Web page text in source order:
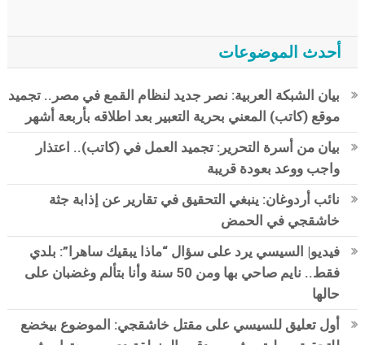
أحدث الموضوعات
بيان الشبكة العربية: نصر جديد لنظام القمع في مصر.. تجميد
موقع (كاتب) المعني بحرية التعبير بعد اطلاقه بأربعة أشهر
بيان من أسرة التحرير: تجميد العمل في (كاتب).. اعتذار
واجب ووعد بعودة قريبة
نائب أردوغان: ينبغي التحقيق في تقارير عن إذابة جثة
خاشقجي في الحمض
فيديو| السيسي يرد على سؤال “ماذا يبقيك ساهرا”: بلدي
فقط.. نايم صاحي بها ومن 50 سنة وأنا بتألم وغضبان على
حالها
أول تعليق للسيسي على مقتل خاشقجي: الموضوع بيخضع